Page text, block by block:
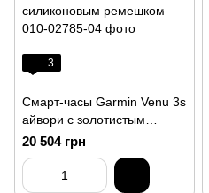
3
Смарт-часы Garmin Venu 3s
айвори с золотистым
стальным безелем и
силиконовым ремешком
20 504 грн